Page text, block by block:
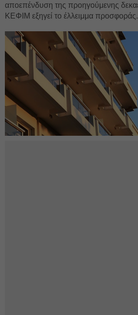
αποεπένδυση της προηγούμενης
ΚΕΦΙΜ εξηγεί το έλλειμμα προσφοράς.